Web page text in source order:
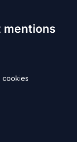
mentions
cookies